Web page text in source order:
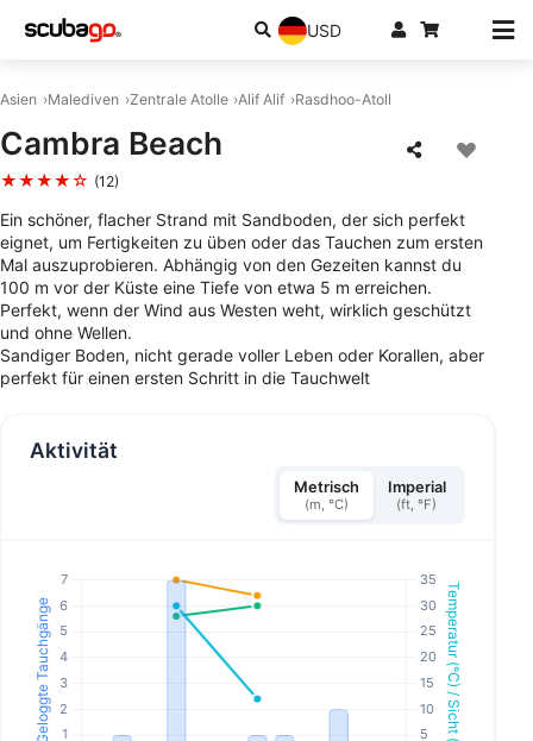
USD
Asien Malediven Zentrale Atolle Alif Alif Rasdhoo-Atoll
Cambra Beach
★★★★☆ (12)
Ein schöner, flacher Strand mit Sandboden, der sich perfekt
eignet, um Fertigkeiten zu üben oder das Tauchen zum ersten
Mal auszuprobieren. Abhängig von den Gezeiten kannst du
100 m vor der Küste eine Tiefe von etwa 5 m erreichen.
Perfekt, wenn der Wind aus Westen weht, wirklich geschützt
und ohne Wellen.
Sandiger Boden, nicht gerade voller Leben oder Korallen, aber
perfekt für einen ersten Schritt in die Tauchwelt
Aktivität
Metrisch
(m, °C)
Imperial
(ft, °F)